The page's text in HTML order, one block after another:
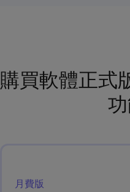
購買軟體正式
功
月費版